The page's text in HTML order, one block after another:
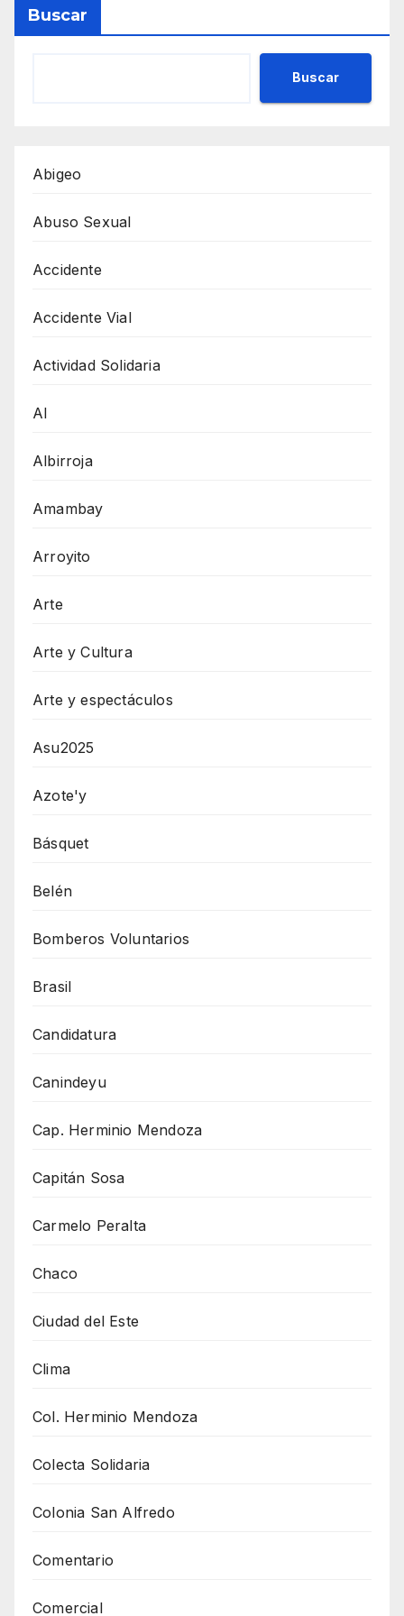
Buscar
Buscar
Abigeo
Abuso Sexual
Accidente
Accidente Vial
Actividad Solidaria
AI
Albirroja
Amambay
Arroyito
Arte
Arte y Cultura
Arte y espectáculos
Asu2025
Azote'y
Básquet
Belén
Bomberos Voluntarios
Brasil
Candidatura
Canindeyu
Cap. Herminio Mendoza
Capitán Sosa
Carmelo Peralta
Chaco
Ciudad del Este
Clima
Col. Herminio Mendoza
Colecta Solidaria
Colonia San Alfredo
Comentario
Comercial